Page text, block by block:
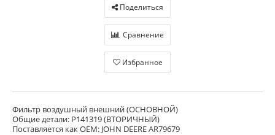
Поделиться
Сравнение
Избранное
Фильтр воздушный внешний (ОСНОВНОЙ)
Общие детали: P141319 (ВТОРИЧНЫЙ)
Поставляется как OEM: JOHN DEERE AR79679